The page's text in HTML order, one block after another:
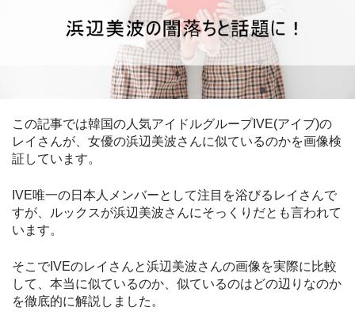
この記事では韓国の人気アイドルグループIVE(アイブ)の
レイさんが、女優の浜辺美波さんに似ているのかを画像検
証しています。
IVE唯一の日本人メンバーとして注目を浴びるレイさんで
すが、ルックスが浜辺美波さんにそっくりだとも言われて
います。
そこでIVEのレイさんと浜辺美波さんの画像を実際に比較
して、本当に似ているのか、似ているのはどの辺りなのか
を徹底的に解説しました。